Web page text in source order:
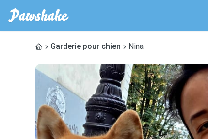
Garderie pour chien Nina